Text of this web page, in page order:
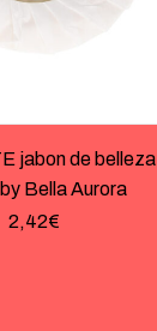
jabon de belleza
Bella Aurora
2,42€